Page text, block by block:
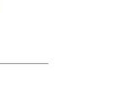
Illumia